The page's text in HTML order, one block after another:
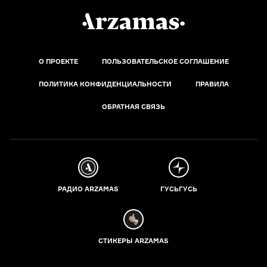
О ПРОЕКТЕ ПОЛЬЗОВАТЕЛЬСКОЕ СОГЛАШЕНИЕ
ПОЛИТИКА КОНФИДЕНЦИАЛЬНОСТИ ПРАВИЛА
ОБРАТНАЯ СВЯЗЬ
РАДИО ARZAMAS ГУСЬГУСЬ
СТИКЕРЫ ARZAMAS